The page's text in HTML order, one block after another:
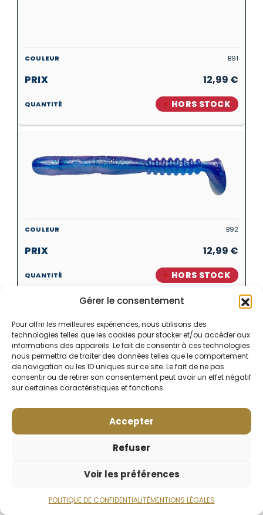
Gérer le consentement
Pour offrir les meilleures expériences, nous utilisons des
technologies telles que les cookies pour stocker et/ou accéder aux
informations des appareils. Le fait de consentir à ces technologies
nous permettra de traiter des données telles que le comportement
de navigation ou les ID uniques sur ce site. Le fait de ne pas
consentir ou de retirer son consentement peut avoir un effet négatif
sur certaines caractéristiques et fonctions.
Accepter
Refuser
Voir les préférences
POLITIQUE DE CONFIDENTIALITÉMENTIONS LÉGALES
B91
12,99 €
HORS STOCK
B92
12,99 €
HORS STOCK
Produits similaires